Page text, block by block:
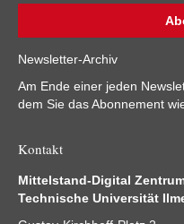
Newsletter-Archiv
Am Ende einer jeden
dem Sie das Abonnement
Kontakt
Mittelstand-Digital
Technische Universität